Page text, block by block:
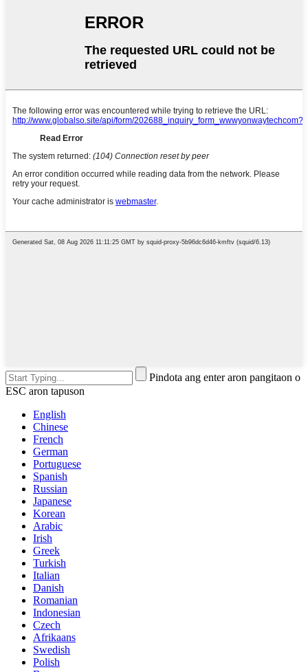
Pindota ang enter aron pangitaon o
ESC aron tapuson
English
Chinese
French
German
Portuguese
Spanish
Russian
Japanese
Korean
Arabic
Irish
Greek
Turkish
Italian
Danish
Romanian
Indonesian
Czech
Afrikaans
Swedish
Polish